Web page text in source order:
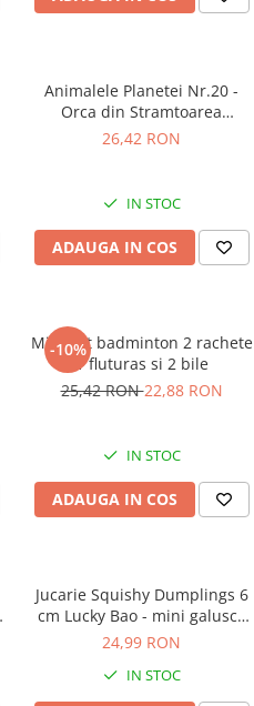
Animalele Planetei Nr.20 -
Orca din Stramtoarea
Gibraltar
26,42 RON
IN STOC
ADAUGA IN COS
-10%
Mini Set badminton 2 rachete
1 fluturas si 2 bile
25,42 RON22,88 RON
IN STOC
ADAUGA IN COS
Jucarie Squishy Dumplings 6
cm Lucky Bao - mini galusca
norocoasa
24,99 RON
IN STOC